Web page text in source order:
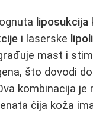
liposukcija
i laserske
mast i
što dovodi
kombinacija je
čija koža